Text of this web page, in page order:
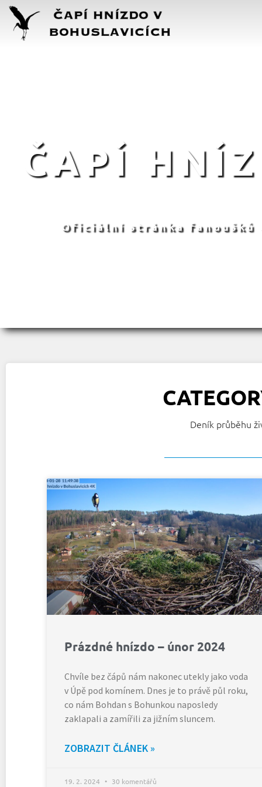
ČAPÍ
Oficiální stránka fanoušků
Deník průběhu
Prázdné hnízdo – únor 2024
Chvíle bez čápů nám nakonec utekly jako voda
v Úpě pod komínem. Dnes je to právě půl roku,
co nám Bohdan s Bohunkou naposledy
zaklapali a zamířili za jižním sluncem.
ZOBRAZIT ČLÁNEK »
19. 2. 2024 30 komentářů